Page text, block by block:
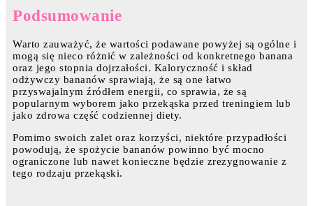
Podsumowanie
Warto zauważyć, że wartości podawane powyżej są ogólne i
mogą się nieco różnić w zależności od konkretnego banana
oraz jego stopnia dojrzałości. Kaloryczność i skład
odżywczy bananów sprawiają, że są one łatwo
przyswajalnym źródłem energii, co sprawia, że są
popularnym wyborem jako przekąska przed treningiem lub
jako zdrowa część codziennej diety.
Pomimo swoich zalet oraz korzyści, niektóre przypadłości
powodują, że spożycie bananów powinno być mocno
ograniczone lub nawet konieczne będzie zrezygnowanie z
tego rodzaju przekąski.